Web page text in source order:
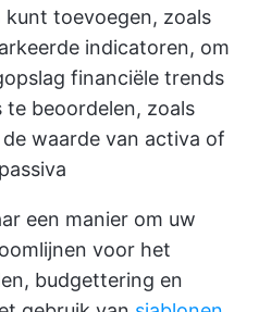
kunt toevoegen, zoals
indicatoren, om
financiële trends
beoordelen, zoals
waarde van activa of
een manier om uw
voor het
budgettering en